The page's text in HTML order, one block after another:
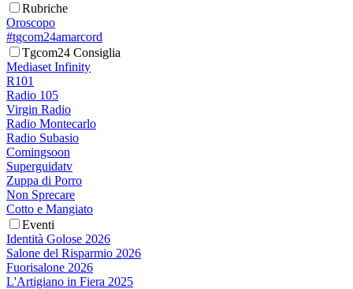
Rubriche
Oroscopo
#tgcom24amarcord
Tgcom24 Consiglia
Mediaset Infinity
R101
Radio 105
Virgin Radio
Radio Montecarlo
Radio Subasio
Comingsoon
Superguidatv
Zuppa di Porro
Non Sprecare
Cotto e Mangiato
Eventi
Identità Golose 2026
Salone del Risparmio 2026
Fuorisalone 2026
L'Artigiano in Fiera 2025